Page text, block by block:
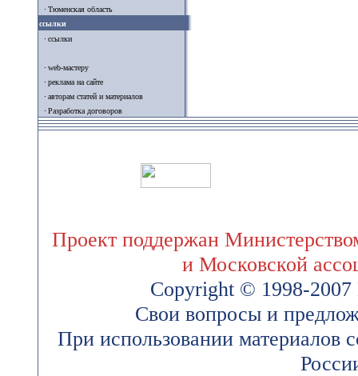
Тюменская область
ссылки
ссылки
web-мастеру
реклама на сайте
авторам статей и материалов
Разработка договоров
Проект поддержан
и Московской
Copyright © 1998-
Свои вопросы и
При использовании материалов